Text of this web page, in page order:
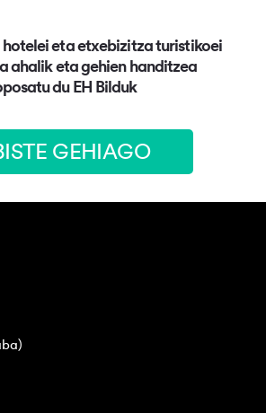
eta etxebizitza turistikoei
ahalik eta gehien handitzea
du EH Bilduk
GEHIAGO